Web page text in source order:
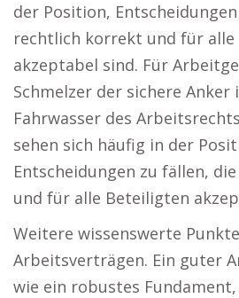
der Position,
rechtlich korrekt und für
akzeptabel sind. Für
Schmelzer der sichere
Fahrwasser des
sehen sich häufig in der
Entscheidungen zu fällen,
und für alle Beteiligten
Weitere wissenswerte
Arbeitsverträgen. Ein guter
wie ein robustes